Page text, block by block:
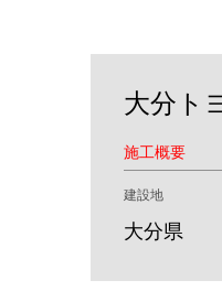
大分ト
施工概要
建設地
大分県